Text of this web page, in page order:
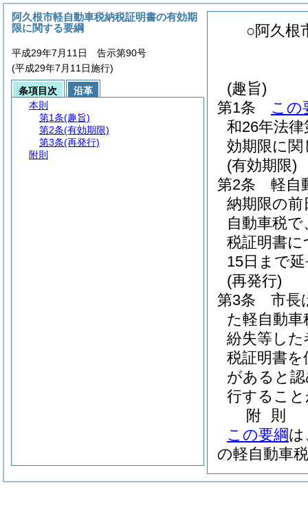
○阿久根
(趣旨)
第1条
この
和26年法律
効期限に
(有効期限)
第2条
軽自
納期限の
自動車税
税証明書
15日まで
(再発行)
第3条
市長
た軽自動車
紛失等し
税証明書
があると
行するこ
附 則
この要綱は
の軽自動車
阿久根市軽自動車税納税証明書の有効期
限に関する要綱
平成29年7月11日 告示第90号
(平成29年7月11日施行)
条項目次
沿革
本則
第1条(趣旨)
第2条(有効期限)
第3条(再発行)
附則